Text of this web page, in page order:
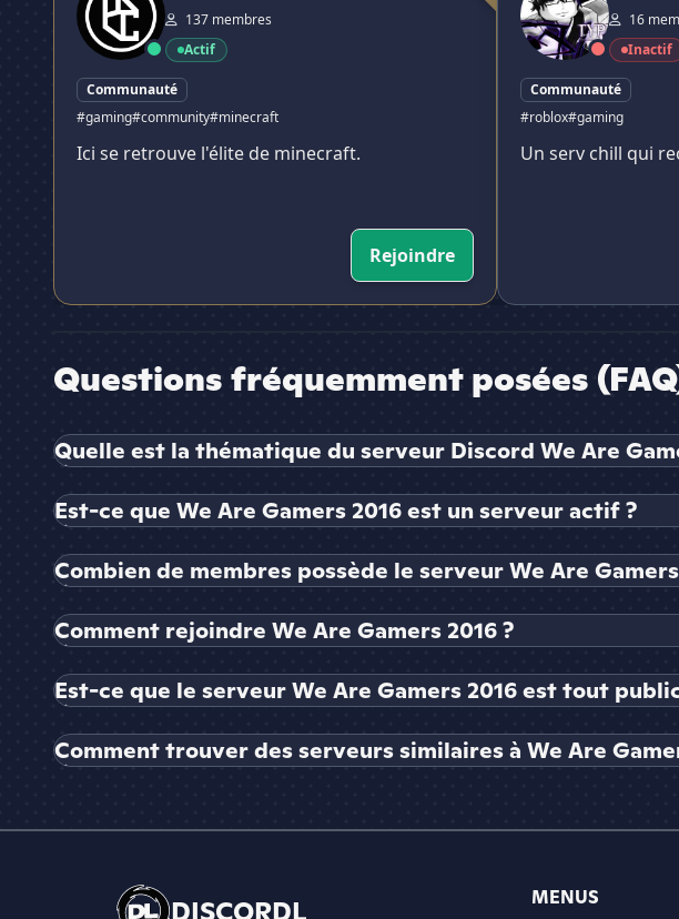
137 membres
Actif
Communauté
#gaming#community#minecraft
Ici se retrouve l'élite de minecraft.
Rejoindre
16
Inactif
Communauté
#roblox#gaming
Un serv chill qui
Questions fréquemment posées
Quelle est la thématique du serveur Discord We Are
Est-ce que We Are Gamers 2016 est un serveur actif ?
Combien de membres possède le serveur We Are Gamers
Comment rejoindre We Are Gamers 2016 ?
Est-ce que le serveur We Are Gamers 2016 est tout
Comment trouver des serveurs similaires à We Are
DISCORDL MENUS